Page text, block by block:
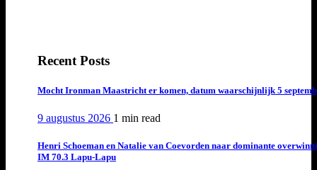
Recent Posts
Mocht Ironman Maastricht er komen, datum waarschijnlijk 5
9 augustus 2026 1 min read
Henri Schoeman en Natalie van Coevorden naar dominante
IM 70.3 Lapu-Lapu